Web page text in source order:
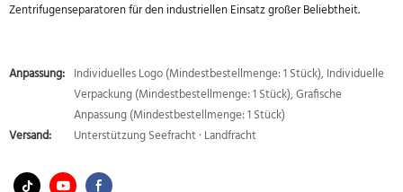
Zentrifugenseparatoren für den industriellen Einsatz großer Beliebtheit.
Anpassung: Individuelles Logo (Mindestbestellmenge: 1 Stück), Individuelle
Verpackung (Mindestbestellmenge: 1 Stück), Grafische
Anpassung (Mindestbestellmenge: 1 Stück)
Versand:
Unterstützung Seefracht · Landfracht